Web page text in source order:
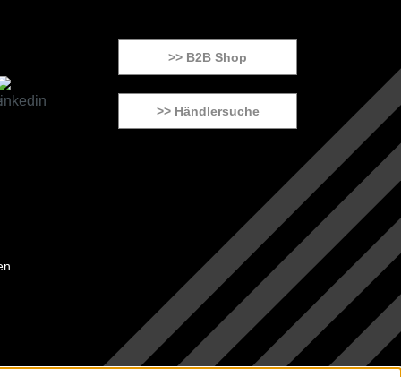
>> B2B Shop
>> Händlersuche